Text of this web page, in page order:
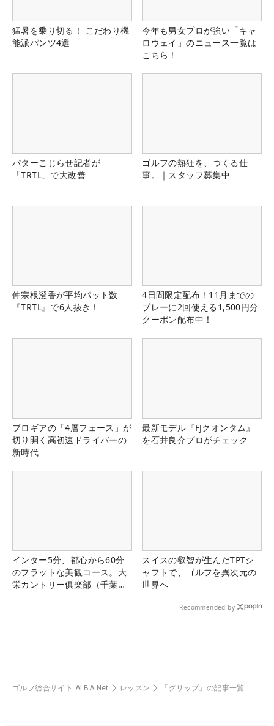
猛暑を乗り切る！ こだわり機
能派パンツ4選
今年も男女プロが強い「キャ
ロウェイ」のニュース一覧は
こちら！
パターこじらせ記者が
「TRTL」で大改善
ゴルフの熱狂を、つくる仕
事。｜スタッフ募集中
仲宗根澄香が平均パット数
『TRTL』で6人抜き！
4日間限定配布！11月までの
プレーに2回使える1,500円分
クーポン配布中！
プロギアの「4層フェース」が
切り開く高初速ドライバーの
新時代
最新モデル『FJクオンタム』
を石井良介プロがチェック
インター5分、都心から60分
のフラットな美観コース。大
栄カントリー俱楽部（千葉
スイスの叡智が生んだTPTシ
ャフトで、ゴルフを異次元の
世界へ
Recommended by
ゴルフ総合サイト ALBA Net レッスン 「グリップ」の記事一覧